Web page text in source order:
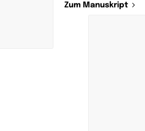
Zum Manuskript